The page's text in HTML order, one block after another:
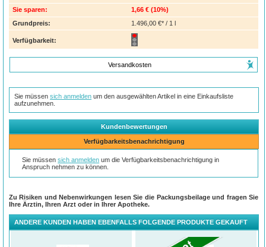
Sie sparen: 1,66 € (10%)
Grundpreis:
1.496,00 €* / 1 l
Verfügbarkeit:
Versandkosten
Sie müssensich anmelden um den ausgewählten Artikel in eine Einkaufsliste
aufzunehmen.
Kundenbewertungen
Verfügbarkeitsbenachrichtigung
Sie müssensich anmelden um die Verfügbarkeitsbenachrichtigung in
Anspruch nehmen zu können.
Zu Risiken und Nebenwirkungen lesen Sie die Packungsbeilage und fragen Sie
Ihre Ärztin, Ihren Arzt oder in Ihrer Apotheke.
ANDERE KUNDEN HABEN EBENFALLS FOLGENDE PRODUKTE GEKAUFT